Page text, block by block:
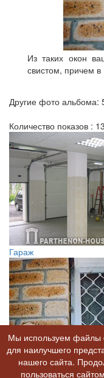
Из таких окон
свистом, причем
Другие фото альбома:
Количество показов :
Гараж
Холодные окна
В альбом "Объект
Мы используем файлы
для наилучшего
нашего сайта.
пользоваться